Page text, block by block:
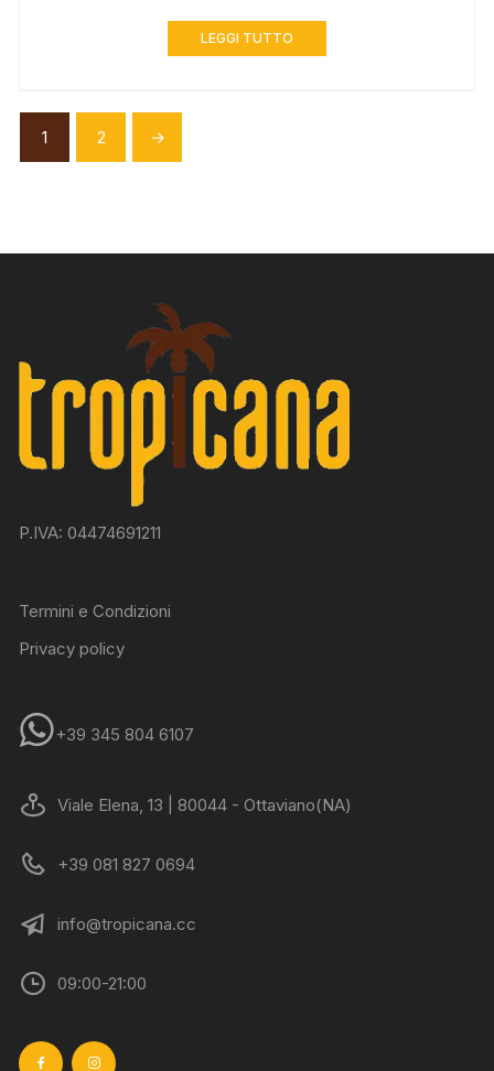
LEGGI TUTTO
1 2 →
P.IVA: 04474691211
Termini e Condizioni
Privacy policy
+39 345 804 6107
Viale Elena, 13 | 80044 - Ottaviano(NA)
+39 081 827 0694
info@tropicana.cc
09:00-21:00